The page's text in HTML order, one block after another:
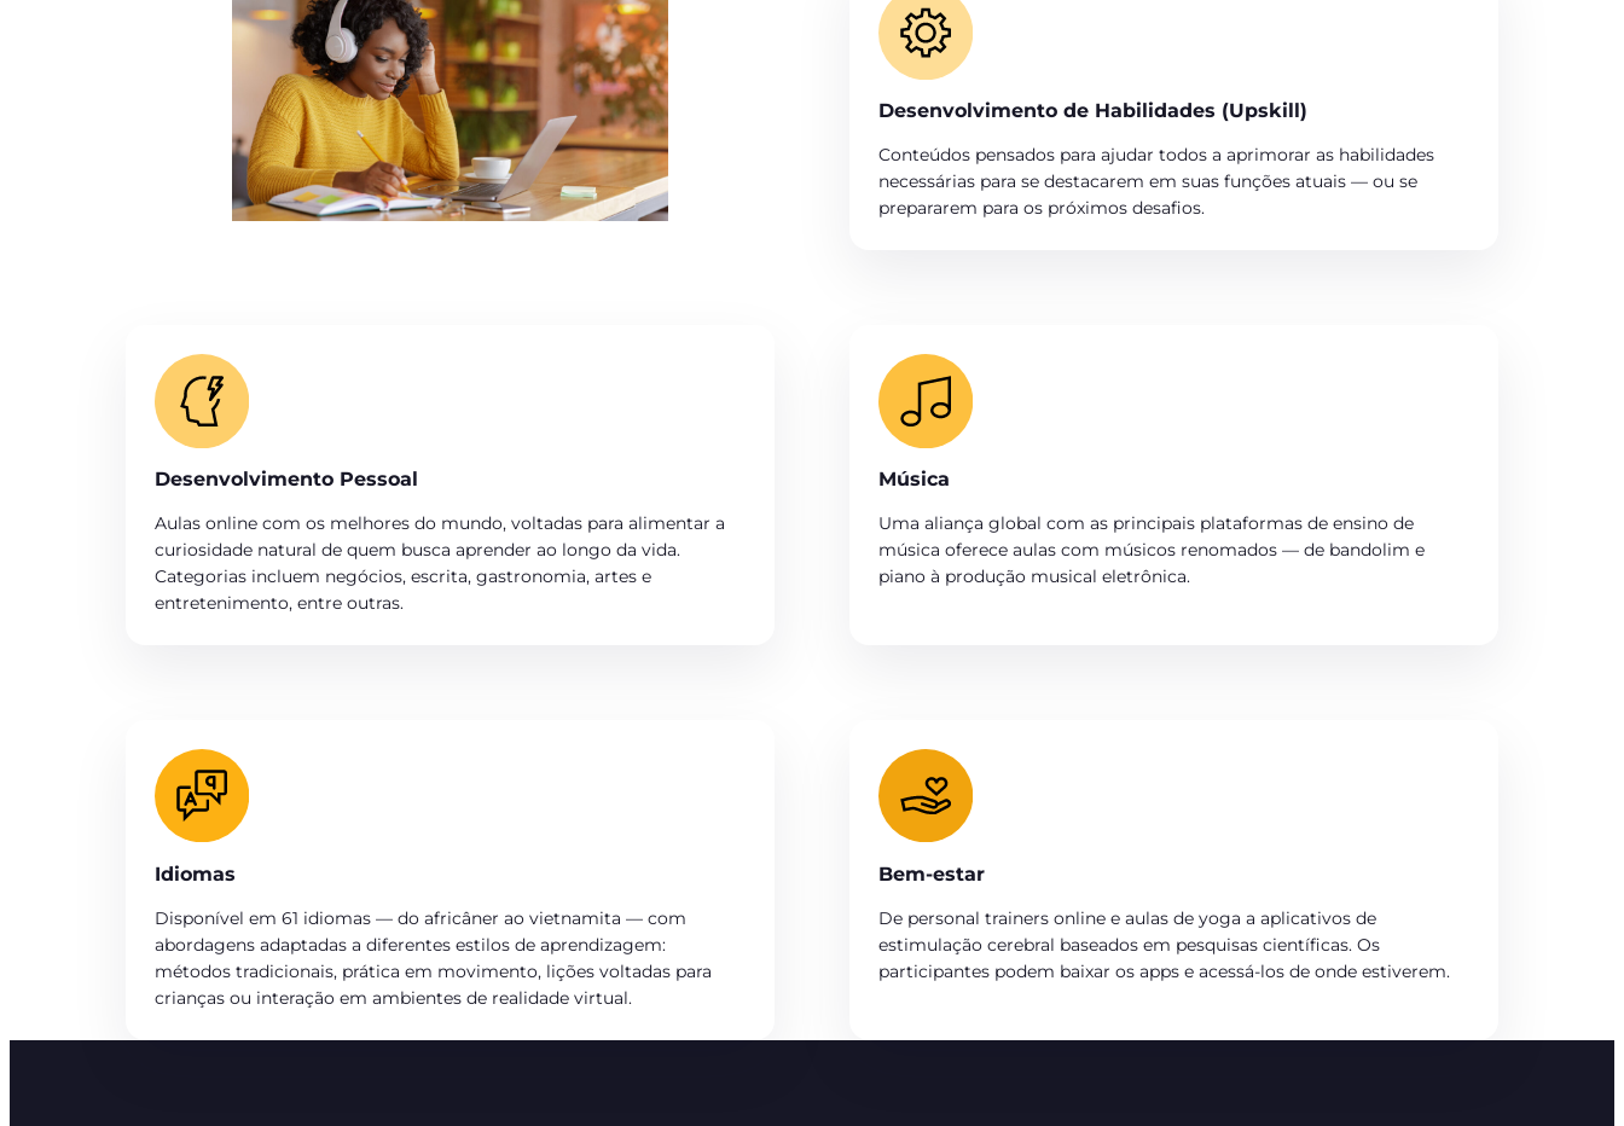
Desenvolvimento de Habilidades (Upskill)
Conteúdos pensados para ajudar todos a aprimorar as habilidades
necessárias para se destacarem em suas funções atuais — ou se
prepararem para os próximos desafios.
Desenvolvimento Pessoal
Aulas online com os melhores do mundo, voltadas para alimentar a
curiosidade natural de quem busca aprender ao longo da vida.
Categorias incluem negócios, escrita, gastronomia, artes e
entretenimento, entre outras.
Música
Uma aliança global com as principais plataformas de ensino de
música oferece aulas com músicos renomados — de bandolim e
piano à produção musical eletrônica.
Idiomas
Disponível em 61 idiomas — do africâner ao vietnamita — com
abordagens adaptadas a diferentes estilos de aprendizagem:
métodos tradicionais, prática em movimento, lições voltadas para
crianças ou interação em ambientes de realidade virtual.
Bem-estar
De personal trainers online e aulas de yoga a aplicativos de
estimulação cerebral baseados em pesquisas científicas. Os
participantes podem baixar os apps e acessá-los de onde estiverem.